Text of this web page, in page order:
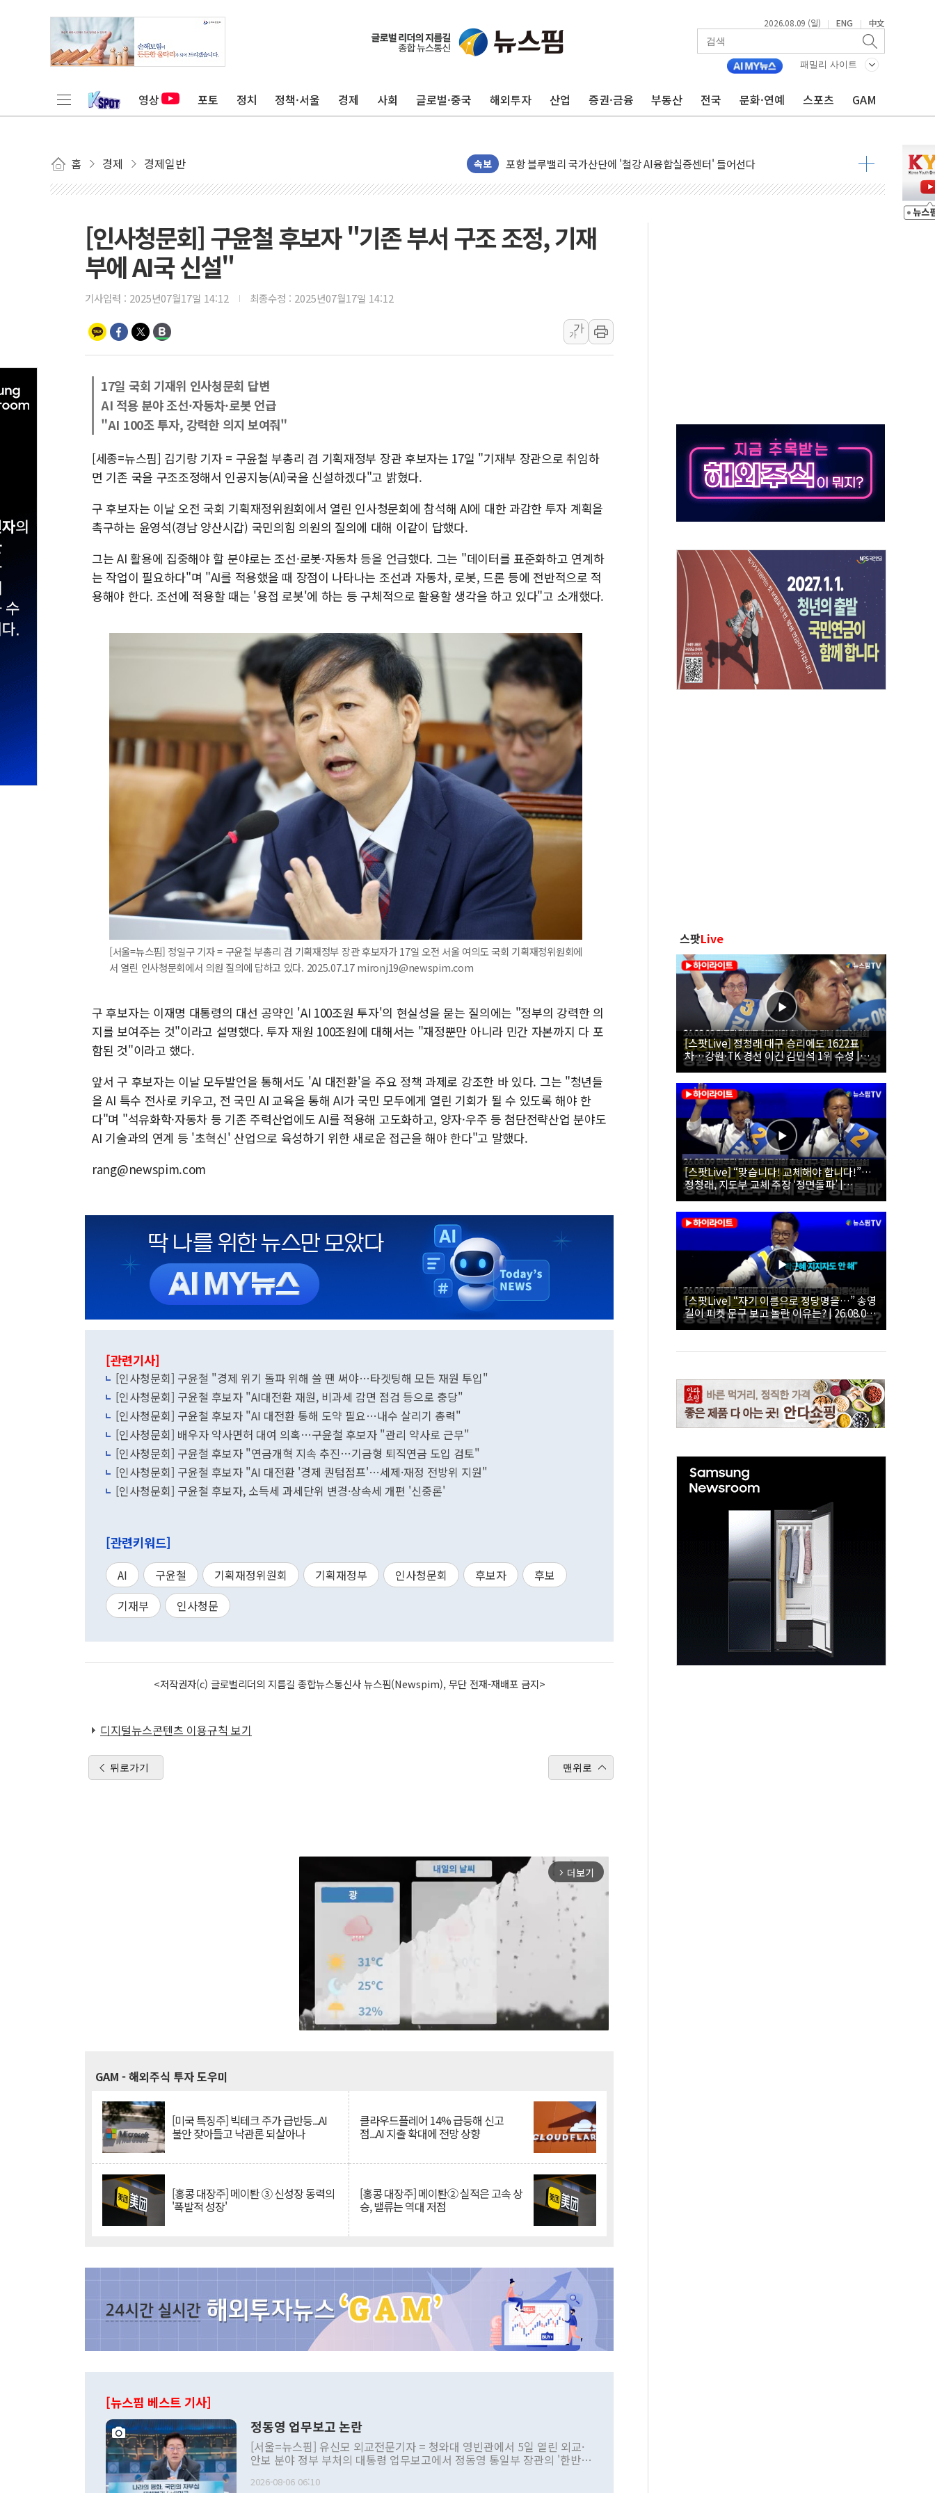
2026.08.09 (일) | ENG | 中文
패밀리 사이트
영상 포토 정치 정책·서울 경제 사회 글로벌·중국 해외투자 산업 증권·금융 부동산 전국 문화·연예 스포츠 GAM
홈 경제 경제일반 속보
125mm 폭우 쏟아진 울진...'두천~하당'·'올미골교' 차량 통행 선제 제한
포항 블루밸리 국가산단에 '철강 AI융합실증센터' 들어선다
상주 낙동강 선착장 하류서 50대 숨진 채 발견...경찰, 조사 중
민주당 경북도당위원장에 오중기 당선...합산득표율 68.63%
인천서 말다툼 중 어머니 살해 10대 구속…범행 후 반려견도 죽여
[속보] 민주, 대구 경선 결과 발표...정청래 47.82% 김민석 46.35% 송영길 5.83%
[속보] 민주, 강원 경선 결과 발표...김민석 50.30% 정청래 41.94% 송영길 7.76%
병무청, 보충역 전면 손질… 예술·체육요원 최대 33% 감축
홈플러스發 대형마트 판매, 역대 최대폭 감소한 9.4%↓…유통업계 양극화 심화
윤준병·이해민 의원, '정부 특사'로 콜롬비아 대통령 취임식 참석
'호우·산사태 주의보' 울진 시간당 30mm 강한 비...호우 피해 없어
[인사청문회] 구윤철 후보자 "기존 부서 구조 조정, 기재
부에 AI국 신설"
기사입력 : 2025년07월17일 14:12 최종수정 : 2025년07월17일 14:12
가
가
17일 국회 기재위 인사청문회 답변
AI 적용 분야 조선·자동차·로봇 언급
"AI 100조 투자, 강력한 의지 보여줘"
[세종=뉴스핌] 김기랑 기자 = 구윤철 부총리 겸 기획재정부 장관 후보자는 17일 "기재부 장관으로 취임하
면 기존 국을 구조조정해서 인공지능(AI)국을 신설하겠다"고 밝혔다.
구 후보자는 이날 오전 국회 기획재정위원회에서 열린 인사청문회에 참석해 AI에 대한 과감한 투자 계획을
촉구하는 윤영석(경남 양산시갑) 국민의힘 의원의 질의에 대해 이같이 답했다.
그는 AI 활용에 집중해야 할 분야로는 조선·로봇·자동차 등을 언급했다. 그는 "데이터를 표준화하고 연계하
는 작업이 필요하다"며 "AI를 적용했을 때 장점이 나타나는 조선과 자동차, 로봇, 드론 등에 전반적으로 적
용해야 한다. 조선에 적용할 때는 '용접 로봇'에 하는 등 구체적으로 활용할 생각을 하고 있다"고 소개했다.
[서울=뉴스핌] 정일구 기자 = 구윤철 부총리 겸 기획재정부 장관 후보자가 17일 오전 서울 여의도 국회 기획재정위원회에
서 열린 인사청문회에서 의원 질의에 답하고 있다. 2025.07.17 mironj19@newspim.com
구 후보자는 이재명 대통령의 대선 공약인 'AI 100조원 투자'의 현실성을 묻는 질의에는 "정부의 강력한 의
지를 보여주는 것"이라고 설명했다. 투자 재원 100조원에 대해서는 "재정뿐만 아니라 민간 자본까지 다 포
함된 것"이라고 했다.
앞서 구 후보자는 이날 모두발언을 통해서도 'AI 대전환'을 주요 정책 과제로 강조한 바 있다. 그는 "청년들
을 AI 특수 전사로 키우고, 전 국민 AI 교육을 통해 AI가 국민 모두에게 열린 기회가 될 수 있도록 해야 한
다"며 "석유화학·자동차 등 기존 주력산업에도 AI를 적용해 고도화하고, 양자·우주 등 첨단전략산업 분야도
AI 기술과의 연계 등 '초혁신' 산업으로 육성하기 위한 새로운 접근을 해야 한다"고 말했다.
rang@newspim.com
[관련기사]
[인사청문회] 구윤철 "경제 위기 돌파 위해 쓸 땐 써야…타겟팅해 모든 재원 투입"
[인사청문회] 구윤철 후보자 "AI대전환 재원, 비과세 감면 점검 등으로 충당"
[인사청문회] 구윤철 후보자 "AI 대전환 통해 도약 필요…내수 살리기 총력"
[인사청문회] 배우자 약사면허 대여 의혹…구윤철 후보자 "관리 약사로 근무"
[인사청문회] 구윤철 후보자 "연금개혁 지속 추진…기금형 퇴직연금 도입 검토"
[인사청문회] 구윤철 후보자 "AI 대전환 '경제 퀀텀점프'…세제·재정 전방위 지원"
[인사청문회] 구윤철 후보자, 소득세 과세단위 변경·상속세 개편 '신중론'
[관련키워드]
AI 구윤철 기획재정위원회 기획재정부 인사청문회 후보자
후보
기재부
인사청문
<저작권자(c) 글로벌리더의 지름길 종합뉴스통신사 뉴스핌(Newspim), 무단 전재-재배포 금지>
디지털뉴스콘텐츠 이용규칙 보기
뒤로가기 맨위로
arrow_forward_ios 더보기
GAM - 해외주식 투자 도우미
[미국 특징주] 빅테크 주가 급반등...AI
불안 잦아들고 낙관론 되살아나
클라우드플레어 14% 급등해 신고
점...AI 지출 확대에 전망 상향
[홍콩 대장주] 메이퇀 ③ 신성장 동력의
'폭발적 성장'
[홍콩 대장주] 메이퇀② 실적은 고속 상
승, 밸류는 역대 저점
[뉴스핌 베스트 기사]
정동영 업무보고 논란
[서울=뉴스핌] 유신모 외교전문기자 = 청와대 영빈관에서 5일 열린 외교·
안보 분야 정부 부처의 대통령 업무보고에서 정동영 통일부 장관의 '한반도
발언 중에는 정부 내 조율을 거치지 않은 사안을 정책으로 추진하겠다고 공
2026-08-06 06:10
스팟Live
[스팟Live] 정청래 대구 승리에도 1622표
차…강원·TK 경선 이긴 김민석 1위 수성 |
26.08.09 더불어민주당 당대표·최고위원 후
보 대구·경북 합동연설회
[스팟Live] “맞습니다! 교체해야 합니다!”…
정청래, 지도부 교체 주장 ‘정면돌파’ |
26.08.09 더불어민주당 당대표·최고위원 후
보 대구·경북 합동연설회
[스팟Live] “자기 이름으로 정당명을…” 송영
길이 피켓 문구 보고 놀란 이유는? | 26.08.09
더불어민주당 당대표·최고위원 후보 대구·경